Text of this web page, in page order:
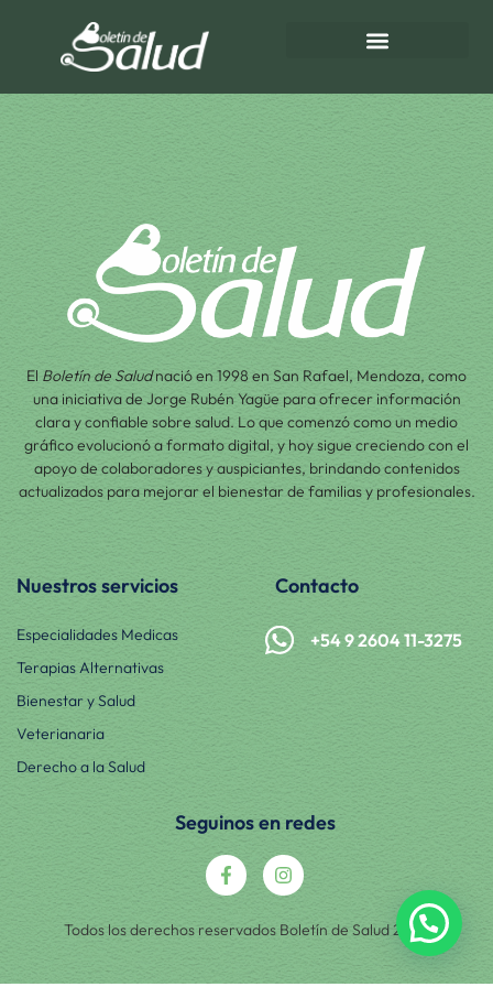
El Boletín de Saludnació en 1998 en San Rafael, Mendoza, como
una iniciativa de Jorge Rubén Yagüe para ofrecer información
clara y confiable sobre salud. Lo que comenzó como un medio
gráfico evolucionó a formato digital, y hoy sigue creciendo con el
apoyo de colaboradores y auspiciantes, brindando contenidos
actualizados para mejorar el bienestar de familias y profesionales.
Nuestros servicios
Especialidades Medicas
Terapias Alternativas
Bienestar y Salud
Veterianaria
Derecho a la Salud
Contacto
+54 9 2604 11-3275
Seguinos en redes
Todos los derechos reservados Boletín de Salud 2025